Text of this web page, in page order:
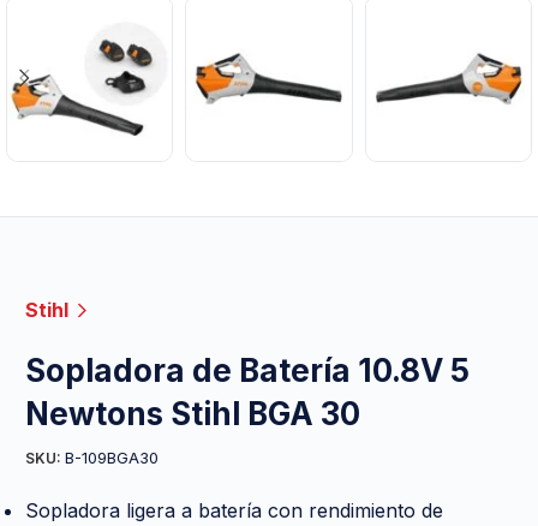
Stihl
Sopladora de Batería 10.8V 5
Newtons Stihl BGA 30
SKU: B-109BGA30
Sopladora ligera a batería con rendimiento de